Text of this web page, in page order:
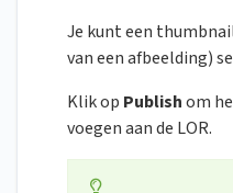
Je kunt een
van een afbeelding)
Klik op Publishom
voegen aan de LOR.